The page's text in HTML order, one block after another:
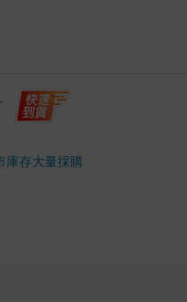
庫存大量採購